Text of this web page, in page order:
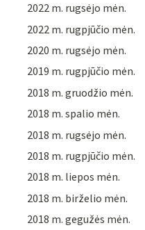
2022 m. rugsėjo mėn.
2022 m. rugpjūčio mėn.
2020 m. rugsėjo mėn.
2019 m. rugpjūčio mėn.
2018 m. gruodžio mėn.
2018 m. spalio mėn.
2018 m. rugsėjo mėn.
2018 m. rugpjūčio mėn.
2018 m. liepos mėn.
2018 m. birželio mėn.
2018 m. gegužės mėn.